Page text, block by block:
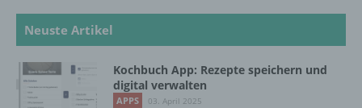
Neuste Artikel
Kochbuch App: Rezepte speichern und
digital verwalten
APPS 03. April 2025
SessionStorage. Dies dient dazu, unser Angebot
machen. Local Storage und SessionStorage ist
eine Technologie, mit welcher ihr Browser Daten
auf Ihrem Computer oder mobilen Gerät